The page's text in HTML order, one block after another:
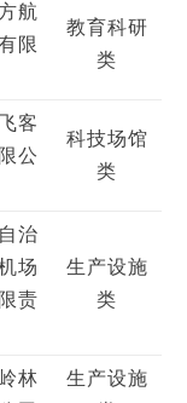
航
限
教育科研
类
客
公
科技场馆
类
治
场
责
生产设施
类
林
生产设施